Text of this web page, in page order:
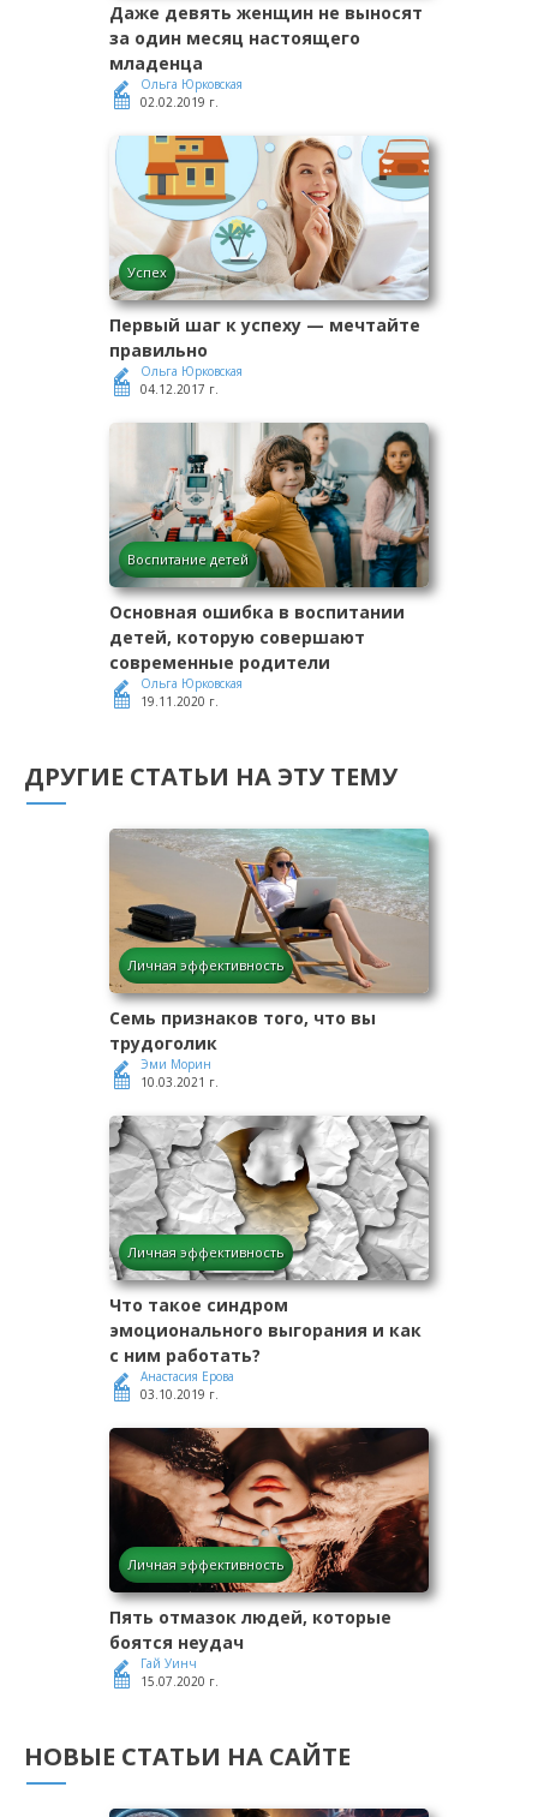
Даже девять женщин не выносят
за один месяц настоящего
младенца
Ольга Юрковская
02.02.2019 г.
Успех
Первый шаг к успеху — мечтайте
правильно
Ольга Юрковская
04.12.2017 г.
Воспитание детей
Основная ошибка в воспитании
детей, которую совершают
современные родители
Ольга Юрковская
19.11.2020 г.
ДРУГИЕ СТАТЬИ НА ЭТУ ТЕМУ
Личная эффективность
Семь признаков того, что вы
трудоголик
Эми Морин
10.03.2021 г.
Личная эффективность
Что такое синдром
эмоционального выгорания и как
с ним работать?
Анастасия Ерова
03.10.2019 г.
Личная эффективность
Пять отмазок людей, которые
боятся неудач
Гай Уинч
15.07.2020 г.
НОВЫЕ СТАТЬИ НА САЙТЕ